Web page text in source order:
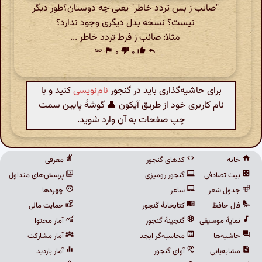
"صائب ز بس تردد خاطر" یعنی چه دوستان؟طور دیگر
نیست؟ نسخه بدل دیگری وجود ندارد؟
مثلا: صائب ز فرط تردد خاطر ...
reply
thumb_up ۰ thumb_down ۰ flag
link
برای حاشیه‌گذاری باید در گنجور نام‌نویسیکنید و با
نام کاربری خود از طریق آیکون 👤 گوشهٔ پایین سمت
چپ صفحات به آن وارد شوید.
خانه
بیت تصادفی
جدول شعر
فال حافظ
نمایهٔ موسیقی
حاشیه‌ها
مشابه‌یابی
کدهای گنجور
گنجور رومیزی
ساغر
کتابخانهٔ گنجور
گنجینهٔ گنجور
محاسبه‌گر ابجد
آوای گنجور
معرفی
پرسش‌های متداول
چهره‌ها
حمایت مالی
آمار محتوا
آمار مشارکت
آمار بازدید